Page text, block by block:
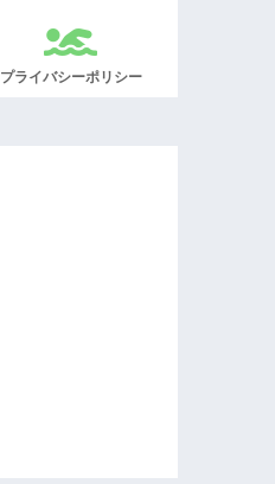
プライバシーポリシー